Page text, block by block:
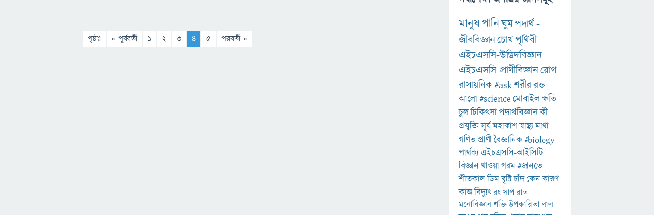
পৃষ্ঠাঃ « পূর্ববর্তী 1 2 3 4 5 পরবর্তী »
মানুষপানিঘুমপদার্থ-
জীববিজ্ঞানচোখপৃথিবী
এইচএসসি-উদ্ভিদবিজ্ঞান
এইচএসসি-প্রাণীবিজ্ঞানরোগ
রাসায়নিক#askশরীররক্ত
আলো#scienceমোবাইলক্ষতি
চুলচিকিৎসাপদার্থবিজ্ঞানকী
প্রযুক্তিসূর্যমহাকাশস্বাস্থ্যমাথা
গণিত প্রাণীবৈজ্ঞানিক#biology
পার্থক্য এইচএসসি-আইসিটি
বিজ্ঞানখাওয়াগরম#জানতে
শীতকালডিমবৃষ্টিচাঁদকেনকারণ
কাজবিদ্যুৎরংসাপরাত
মনোবিজ্ঞানশক্তিউপকারিতালাল